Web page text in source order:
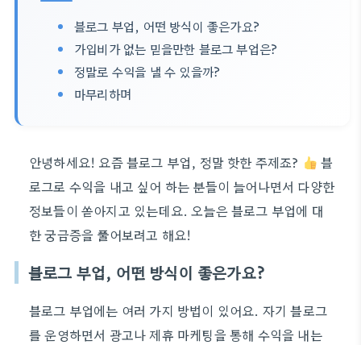
블로그 부업, 어떤 방식이 좋은가요?
가입비가 없는 믿을만한 블로그 부업은?
정말로 수익을 낼 수 있을까?
마무리하며
안녕하세요! 요즘 블로그 부업, 정말 핫한 주제죠?
블
로그로 수익을 내고 싶어 하는 분들이 늘어나면서 다양한
정보들이 쏟아지고 있는데요. 오늘은 블로그 부업에 대
한 궁금증을 풀어보려고 해요!
블로그 부업, 어떤 방식이 좋은가요?
블로그 부업에는 여러 가지 방법이 있어요. 자기 블로그
를 운영하면서 광고나 제휴 마케팅을 통해 수익을 내는